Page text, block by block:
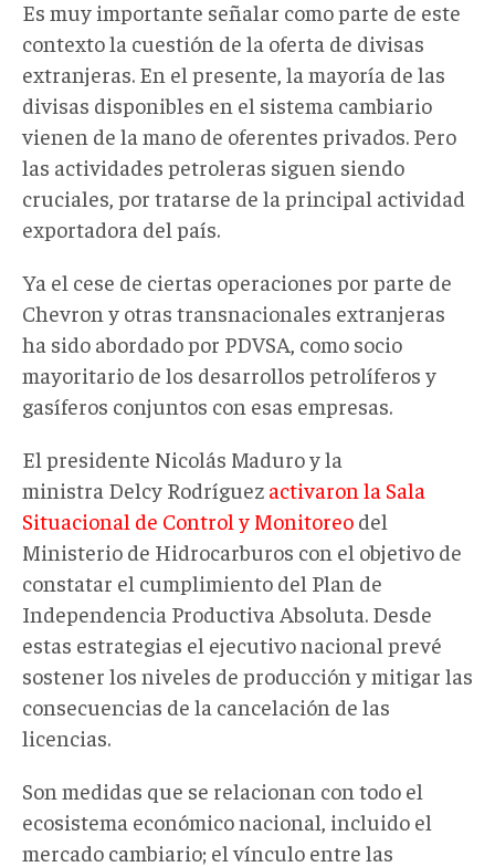
Es muy importante señalar como parte de este
contexto la cuestión de la oferta de divisas
extranjeras. En el presente, la mayoría de las
divisas disponibles en el sistema cambiario
vienen de la mano de oferentes privados. Pero
las actividades petroleras siguen siendo
cruciales, por tratarse de la principal actividad
exportadora del país.
Ya el cese de ciertas operaciones por parte de
Chevron y otras transnacionales extranjeras
ha sido abordado por PDVSA, como socio
mayoritario de los desarrollos petrolíferos y
gasíferos conjuntos con esas empresas.
El presidente Nicolás Maduro y la
ministra Delcy Rodríguez activaron la Sala
Situacional de Control y Monitoreo del
Ministerio de Hidrocarburos con el objetivo de
constatar el cumplimiento del Plan de
Independencia Productiva Absoluta. Desde
estas estrategias el ejecutivo nacional prevé
sostener los niveles de producción y mitigar las
consecuencias de la cancelación de las
licencias.
Son medidas que se relacionan con todo el
ecosistema económico nacional, incluido el
mercado cambiario; el vínculo entre las